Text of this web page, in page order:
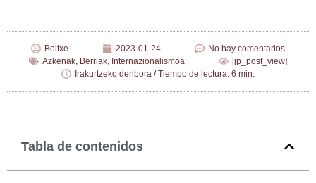
Boltxe 2023-01-24
No hay comentarios
Azkenak Berriak Internazionalismoa
[jp_post_view]
Irakurtzeko denbora / Tiempo de lectura: 6 min.
Tabla de contenidos